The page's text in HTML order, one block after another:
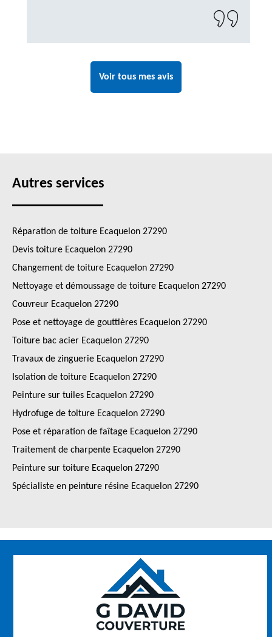
Voir tous mes avis
Autres services
Réparation de toiture Ecaquelon 27290
Devis toiture Ecaquelon 27290
Changement de toiture Ecaquelon 27290
Nettoyage et démoussage de toiture Ecaquelon 27290
Couvreur Ecaquelon 27290
Pose et nettoyage de gouttières Ecaquelon 27290
Toiture bac acier Ecaquelon 27290
Travaux de zinguerie Ecaquelon 27290
Isolation de toiture Ecaquelon 27290
Peinture sur tuiles Ecaquelon 27290
Hydrofuge de toiture Ecaquelon 27290
Pose et réparation de faîtage Ecaquelon 27290
Traitement de charpente Ecaquelon 27290
Peinture sur toiture Ecaquelon 27290
Spécialiste en peinture résine Ecaquelon 27290